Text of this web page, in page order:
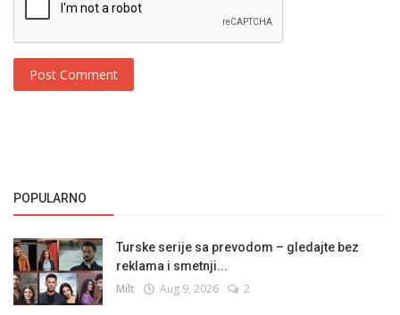
Post Comment
POPULARNO
Turske serije sa prevodom – gledajte bez
reklama i smetnji...
Milt Aug 9, 2026 2